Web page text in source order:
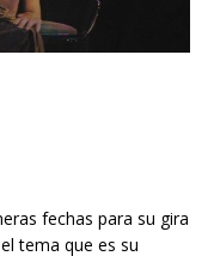
fechas para su gira
tema que es su